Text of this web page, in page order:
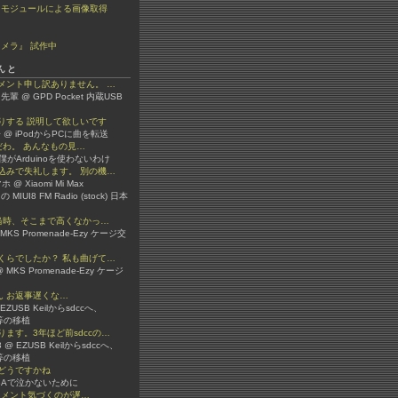
ジュールによる画像取得
ラ』 試作中
と
ント申し訳ありません。 …
輩 @ GPD Pocket 内蔵USB
する 説明して欲しいです
@ iPodからPCに曲を転送
。 あんなもの見…
がArduinoを使わないわけ
みで失礼します。 別の機…
@ Xiaomi Mi Max
MIUI8 FM Radio (stock) 日本
、そこまで高くなかっ…
Promenade-Ezy ケージ交
らでしたか？ 私も曲げて…
MKS Promenade-Ezy ケージ
お返事遅くな…
Keilからsdccへ、
の移植
す。3年ほど前sdccの…
EZUSB Keilからsdccへ、
の移植
うですかね
で泣かないために
ント気づくのが遅…